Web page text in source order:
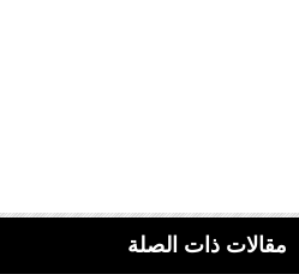
مقالات ذات الصلة